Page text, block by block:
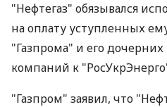
"Нефтегаз" обязывался
на оплату уступленных
"Газпрома" и его
компаний к
"Газпром" заявил, что